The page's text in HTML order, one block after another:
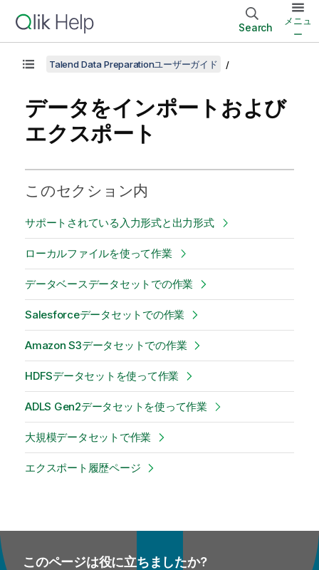
Search
メニュ
ー
Talend Data Preparationユーザーガイド
データをインポートおよび
エクスポート
このセクション内
サポートされている入力形式と出力形式
ローカルファイルを使って作業
データベースデータセットでの作業
Salesforceデータセットでの作業
Amazon S3データセットでの作業
HDFSデータセットを使って作業
ADLS Gen2データセットを使って作業
大規模データセットで作業
エクスポート履歴ページ
このページは役に立ちましたか?